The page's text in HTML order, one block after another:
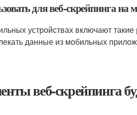
для веб-скрейпинга на
устройствах включают
данные из мобильных
веб-скрейпинга